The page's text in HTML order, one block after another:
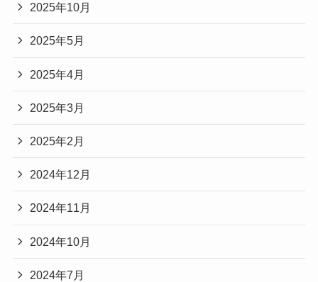
2025年10月
2025年5月
2025年4月
2025年3月
2025年2月
2024年12月
2024年11月
2024年10月
2024年7月